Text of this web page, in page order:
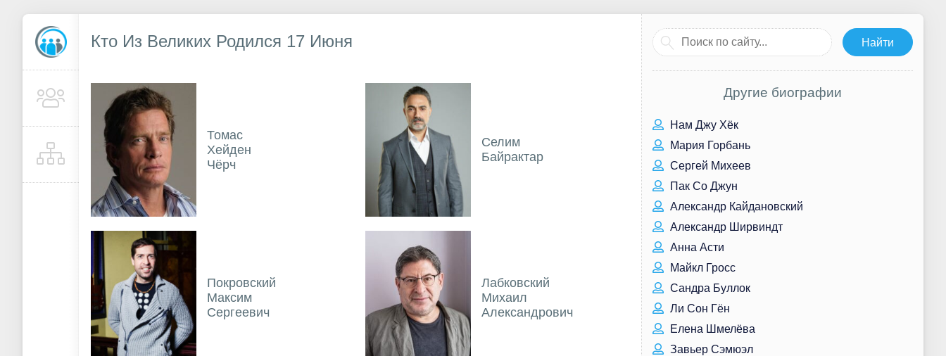
Кто Из Великих Родился 17 Июня
Томас
Хейден
Чёрч
Селим
Байрактар
Покровский
Максим
Сергеевич
Лабковский
Михаил
Александрович
Другие биографии
Нам Джу Хёк
Мария Горбань
Сергей Михеев
Пак Со Джун
Александр Кайдановский
Александр Ширвиндт
Анна Асти
Майкл Гросс
Сандра Буллок
Ли Сон Гён
Елена Шмелёва
Завьер Сэмюэл